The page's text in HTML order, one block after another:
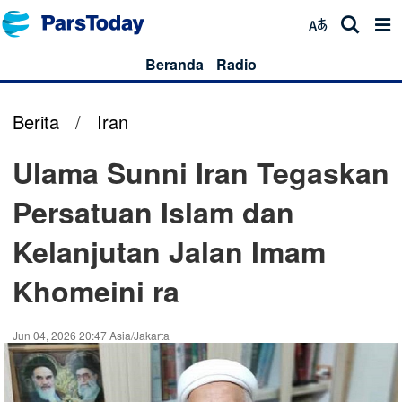
Beranda Radio
Berita / Iran
Ulama Sunni Iran Tegaskan
Persatuan Islam dan
Kelanjutan Jalan Imam
Khomeini ra
Jun 04, 2026 20:47 Asia/Jakarta